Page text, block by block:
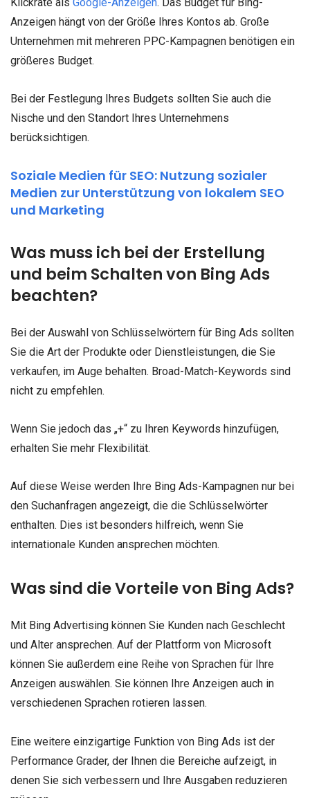
Anzeigen hängt von der Größe Ihres Kontos ab. Große
Unternehmen mit mehreren PPC-Kampagnen benötigen ein
größeres Budget.
Bei der Festlegung Ihres Budgets sollten Sie auch die
Nische und den Standort Ihres Unternehmens
berücksichtigen.
Soziale Medien für SEO: Nutzung sozialer
Medien zur Unterstützung von lokalem SEO
und Marketing
Was muss ich bei der Erstellung
und beim Schalten von Bing Ads
beachten?
Bei der Auswahl von Schlüsselwörtern für Bing Ads sollten
Sie die Art der Produkte oder Dienstleistungen, die Sie
verkaufen, im Auge behalten. Broad-Match-Keywords sind
nicht zu empfehlen.
Wenn Sie jedoch das „+“ zu Ihren Keywords hinzufügen,
erhalten Sie mehr Flexibilität.
Auf diese Weise werden Ihre Bing Ads-Kampagnen nur bei
den Suchanfragen angezeigt, die die Schlüsselwörter
enthalten. Dies ist besonders hilfreich, wenn Sie
internationale Kunden ansprechen möchten.
Was sind die Vorteile von Bing Ads?
Mit Bing Advertising können Sie Kunden nach Geschlecht
und Alter ansprechen. Auf der Plattform von Microsoft
können Sie außerdem eine Reihe von Sprachen für Ihre
Anzeigen auswählen. Sie können Ihre Anzeigen auch in
verschiedenen Sprachen rotieren lassen.
Eine weitere einzigartige Funktion von Bing Ads ist der
Performance Grader, der Ihnen die Bereiche aufzeigt, in
denen Sie sich verbessern und Ihre Ausgaben reduzieren